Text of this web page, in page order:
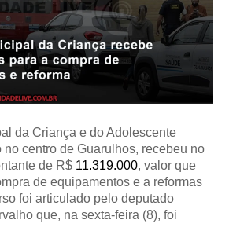
da Criança e do Adolescente
centro de Guarulhos, recebeu no
de R$ 11.319.000, valor que
de equipamentos e a reformas
foi articulado pelo deputado
que, na sexta-feira (8), foi